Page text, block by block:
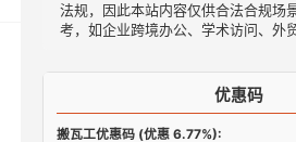
法规，因此本站内容仅供合法合规场
考，如企业跨境办公、学术访问、外
优惠码
搬瓦工优惠码 (优惠 6.77%):